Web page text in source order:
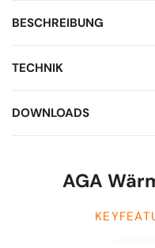
BESCHREIBUNG
TECHNIK
DOWNLOADS
AGA